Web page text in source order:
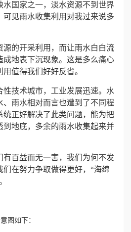
水国家之一，淡水资源不到世界
可见雨水收集利用对我过来说多
源的开采利用，而让雨水白白流
成地表下沉现象。这是多么痛心
值得我们好好反省。
技术城市，工业发展迅速。水
、雨水相对而言也遭到了不同程
统正好解决了此类问题，能为把
到地底，多余的雨水收集起来并
百益而无一害，我们为何不发
在努力争取做得更好，“海绵
图如下：